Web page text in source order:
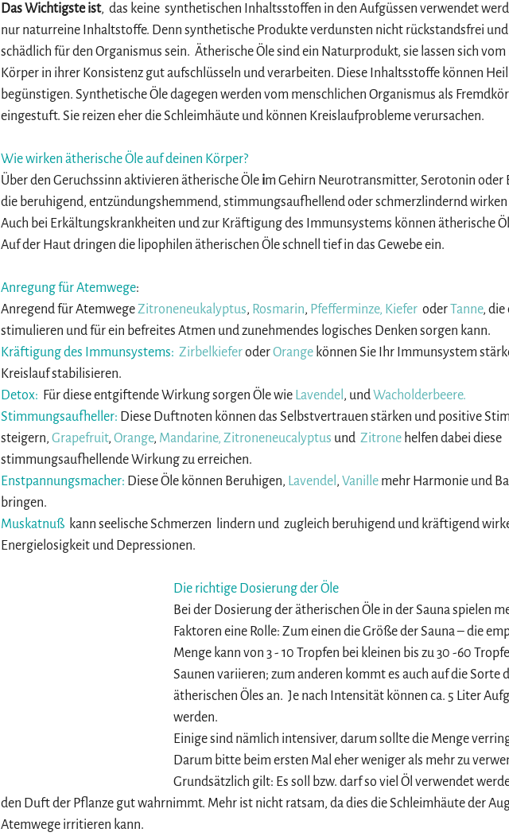
Das Wichtigste ist,  das keine  synthetischen Inhaltsstoffen in den Aufgüssen verwendet
nur naturreine Inhaltstoffe. Denn synthetische Produkte verdunsten nicht rückstandsfrei
schädlich für den Organismus sein.  Ätherische Öle sind ein Naturprodukt, sie lassen sich
Körper in ihrer Konsistenz gut aufschlüsseln und verarbeiten. Diese Inhaltsstoffe können
begünstigen. Synthetische Öle dagegen werden vom menschlichen Organismus als
eingestuft. Sie reizen eher die Schleimhäute und können Kreislaufprobleme verursachen.
Wie wirken ätherische Öle auf deinen Körper?
Über den Geruchssinn aktivieren ätherische Öle im Gehirn Neurotransmitter, Serotonin oder
die beruhigend, entzündungshemmend, stimmungsaufhellend oder schmerzlindernd wirken
Auch bei Erkältungskrankheiten und zur Kräftigung des Immunsystems können ätherische
Auf der Haut dringen die lipophilen ätherischen Öle schnell tief in das Gewebe ein.
Anregung für Atemwege:
Anregend für Atemwege Zitroneneukalyptus, Rosmarin, Pfefferminze, Kiefer
  oder
Tanne, die
stimulieren und für ein befreites Atmen und zunehmendes logisches Denken sorgen kann.
Kräftigung des Immunsystems: Zirbelkiefer oder Orange können Sie Ihr Immunsystem
Kreislauf stabilisieren.
Detox: Für diese entgiftende Wirkung sorgen Öle wie Lavendel , und Wacholderbeere.
Stimmungsaufheller: Diese Duftnoten können das Selbstvertrauen stärken und positive
steigern, Grapefruit, Orange, Mandarine, Zitroneneucalyptus und
  Zitrone
helfen dabei diese
stimmungsaufhellende Wirkung zu erreichen.
Enstpannungsmacher: Diese Öle können Beruhigen, Lavendel , Vanille mehr Harmonie und
bringen.
Muskatnuß kann seelische Schmerzen  lindern und  zugleich beruhigend und kräftigend
Energielosigkeit und Depressionen.
Die richtige Dosierung der Öle
Bei der Dosierung der ätherischen Öle in der Sauna spielen
Faktoren eine Rolle: Zum einen die Größe der Sauna – die
Menge kann von 3 - 10 Tropfen bei kleinen bis zu 30 -60
Saunen variieren; zum anderen kommt es auch auf die Sorte
ätherischen Öles an. Je nach Intensität können ca. 5 Liter
werden.
Einige sind nämlich intensiver, darum sollte die Menge
Darum bitte beim ersten Mal eher weniger als mehr zu
Grundsätzlich gilt: Es soll bzw. darf so viel Öl verwendet
den Duft der Pflanze gut wahrnimmt. Mehr ist nicht ratsam, da dies die Schleimhäute der
Atemwege irritieren kann.